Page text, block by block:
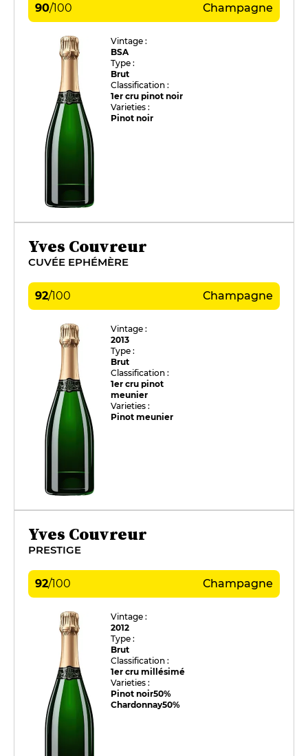
90/100 Champagne
Vintage :
BSA
Type :
Brut
Classification :
1er cru pinot noir
Varieties :
Pinot noir
Yves Couvreur
CUVÉE EPHÉMÈRE
92/100 Champagne
Vintage :
2013
Type :
Brut
Classification :
1er cru pinot
meunier
Varieties :
Pinot meunier
Yves Couvreur
PRESTIGE
92/100 Champagne
Vintage :
2012
Type :
Brut
Classification :
1er cru millésimé
Varieties :
Pinot noir50%
Chardonnay50%